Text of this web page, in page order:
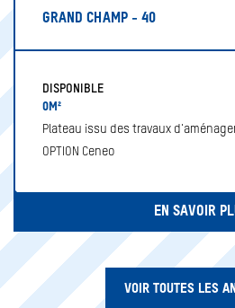
GRAND CHAMP - 40
DISPONIBLE
0M²
Plateau issu des travaux
OPTION Ceneo
EN SAVOIR
VOIR TOUTES LES